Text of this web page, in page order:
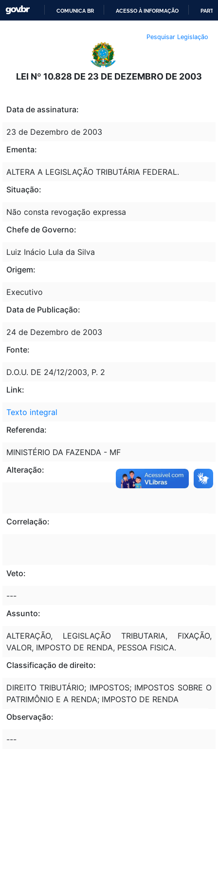
O
CONTEÚDO
COMUNICA BR ACESSO À INFORMAÇÃO
Pesquisar Legislação
LEI Nº 10.828 DE 23 DE DEZEMBRO DE 2003
Data de assinatura:
23 de Dezembro de 2003
Ementa:
ALTERA A LEGISLAÇÃO TRIBUTÁRIA FEDERAL.
Situação:
Não consta revogação expressa
Chefe de Governo:
Luiz Inácio Lula da Silva
Origem:
Executivo
Data de Publicação:
24 de Dezembro de 2003
Fonte:
D.O.U. DE 24/12/2003, P. 2
Link:
Texto integral
Referenda:
MINISTÉRIO DA FAZENDA - MF
Alteração:
Correlação:
Veto:
---
Assunto:
ALTERAÇÃO, LEGISLAÇÃO TRIBUTARIA, FIXAÇÃO,
VALOR, IMPOSTO DE RENDA, PESSOA FISICA.
Classificação de direito:
DIREITO TRIBUTÁRIO; IMPOSTOS; IMPOSTOS SOBRE O
PATRIMÔNIO E A RENDA; IMPOSTO DE RENDA
Observação:
---